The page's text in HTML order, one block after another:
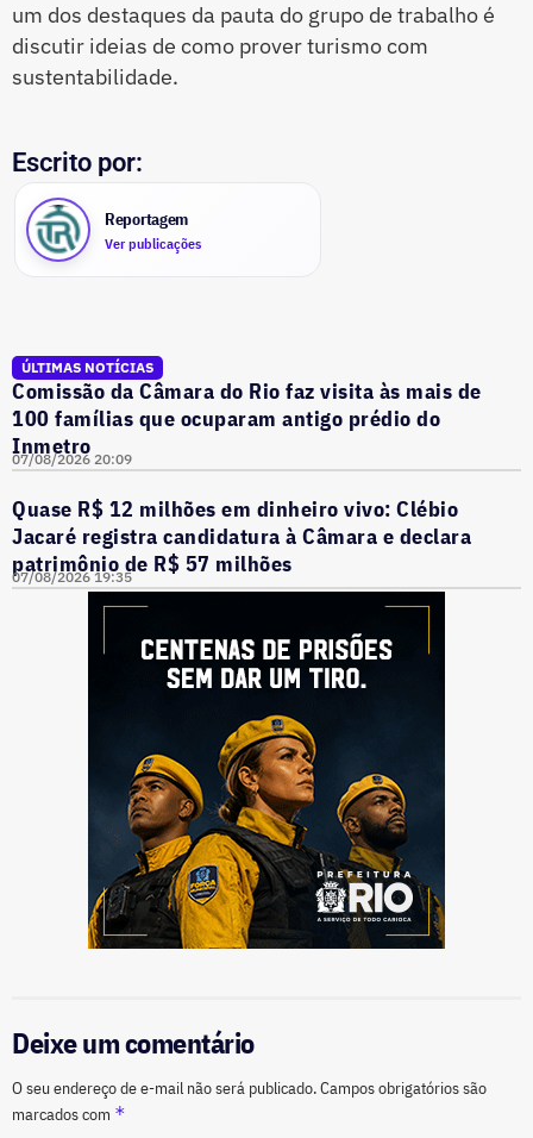
um dos destaques da pauta do grupo de trabalho é
discutir ideias de como prover turismo com
sustentabilidade.
Escrito por:
Reportagem
Ver publicações
ÚLTIMAS NOTÍCIAS
Comissão da Câmara do Rio faz visita às mais de
100 famílias que ocuparam antigo prédio do
Inmetro
07/08/2026 20:09
Quase R$ 12 milhões em dinheiro vivo: Clébio
Jacaré registra candidatura à Câmara e declara
patrimônio de R$ 57 milhões
07/08/2026 19:35
Deixe um comentário
O seu endereço de e-mail não será publicado.Campos obrigatórios são
marcados com *